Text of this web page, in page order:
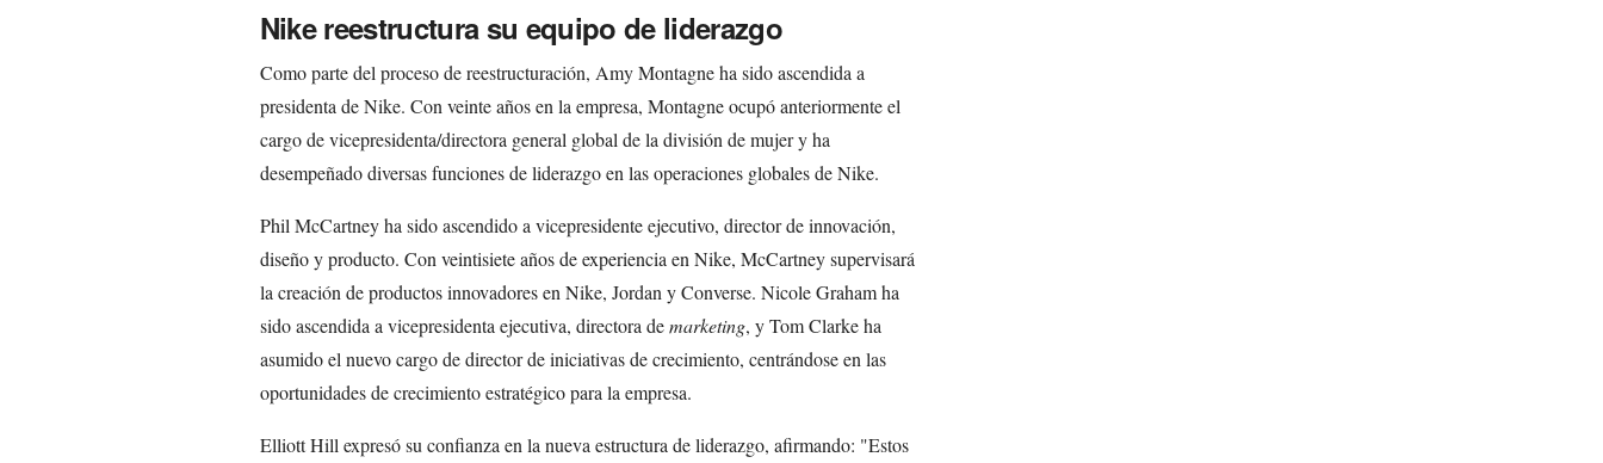
Nike reestructura su equipo de liderazgo
Como parte del proceso de reestructuración, Amy Montagne ha sido ascendida a
presidenta de Nike. Con veinte años en la empresa, Montagne ocupó anteriormente el
cargo de vicepresidenta/directora general global de la división de mujer y ha
desempeñado diversas funciones de liderazgo en las operaciones globales de Nike.
Phil McCartney ha sido ascendido a vicepresidente ejecutivo, director de innovación,
diseño y producto. Con veintisiete años de experiencia en Nike, McCartney supervisará
la creación de productos innovadores en Nike, Jordan y Converse. Nicole Graham ha
sido ascendida a vicepresidenta ejecutiva, directora demarketing, y Tom Clarke ha
asumido el nuevo cargo de director de iniciativas de crecimiento, centrándose en las
oportunidades de crecimiento estratégico para la empresa.
Elliott Hill expresó su confianza en la nueva estructura de liderazgo, afirmando: "Estos